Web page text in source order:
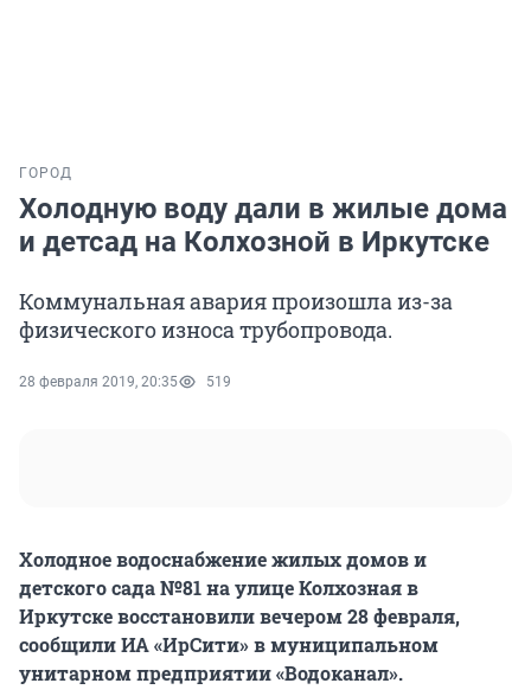
ГОРОД
Холодную воду дали в жилые дома
и детсад на Колхозной в Иркутске
Коммунальная авария произошла из-за
физического износа трубопровода.
28 февраля 2019, 20:35 519
Холодное водоснабжение жилых домов и
детского сада №81 на улице Колхозная в
Иркутске восстановили вечером 28 февраля,
сообщили ИА «ИрСити» в муниципальном
унитарном предприятии «Водоканал».